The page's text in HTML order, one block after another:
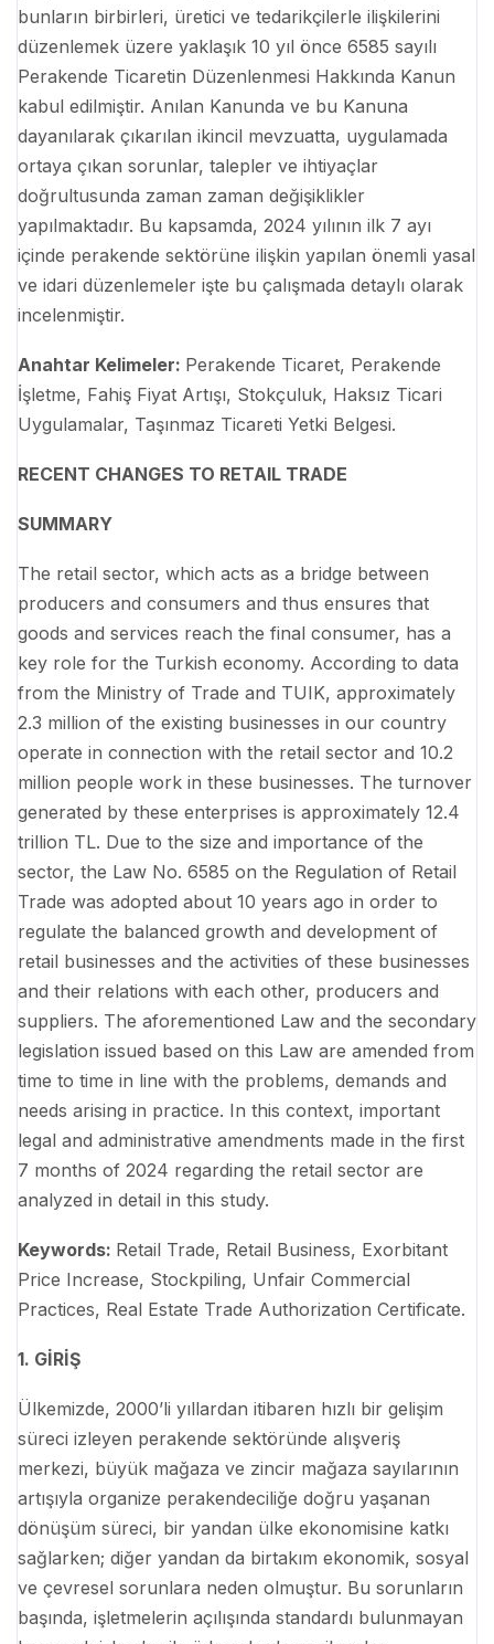
bunların birbirleri, üretici ve tedarikçilerle ilişkilerini
düzenlemek üzere yaklaşık 10 yıl önce 6585 sayılı
Perakende Ticaretin Düzenlenmesi Hakkında Kanun
kabul edilmiştir. Anılan Kanunda ve bu Kanuna
dayanılarak çıkarılan ikincil mevzuatta, uygulamada
ortaya çıkan sorunlar, talepler ve ihtiyaçlar
doğrultusunda zaman zaman değişiklikler
yapılmaktadır. Bu kapsamda, 2024 yılının ilk 7 ayı
içinde perakende sektörüne ilişkin yapılan önemli yasal
ve idari düzenlemeler işte bu çalışmada detaylı olarak
incelenmiştir.
Anahtar Kelimeler: Perakende Ticaret, Perakende
İşletme, Fahiş Fiyat Artışı, Stokçuluk, Haksız Ticari
Uygulamalar, Taşınmaz Ticareti Yetki Belgesi.
RECENT CHANGES TO RETAIL TRADE
SUMMARY
The retail sector, which acts as a bridge between
producers and consumers and thus ensures that
goods and services reach the final consumer, has a
key role for the Turkish economy. According to data
from the Ministry of Trade and TUIK, approximately
2.3 million of the existing businesses in our country
operate in connection with the retail sector and 10.2
million people work in these businesses. The turnover
generated by these enterprises is approximately 12.4
trillion TL. Due to the size and importance of the
sector, the Law No. 6585 on the Regulation of Retail
Trade was adopted about 10 years ago in order to
regulate the balanced growth and development of
retail businesses and the activities of these businesses
and their relations with each other, producers and
suppliers. The aforementioned Law and the secondary
legislation issued based on this Law are amended from
time to time in line with the problems, demands and
needs arising in practice. In this context, important
legal and administrative amendments made in the first
7 months of 2024 regarding the retail sector are
analyzed in detail in this study.
Keywords: Retail Trade, Retail Business, Exorbitant
Price Increase, Stockpiling, Unfair Commercial
Practices, Real Estate Trade Authorization Certificate.
1. GİRİŞ
Ülkemizde, 2000’li yıllardan itibaren hızlı bir gelişim
süreci izleyen perakende sektöründe alışveriş
merkezi, büyük mağaza ve zincir mağaza sayılarının
artışıyla organize perakendeciliğe doğru yaşanan
dönüşüm süreci, bir yandan ülke ekonomisine katkı
sağlarken; diğer yandan da birtakım ekonomik, sosyal
ve çevresel sorunlara neden olmuştur. Bu sorunların
başında, işletmelerin açılışında standardı bulunmayan